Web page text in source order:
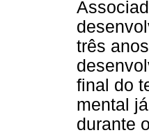
três
final do
mental
durante